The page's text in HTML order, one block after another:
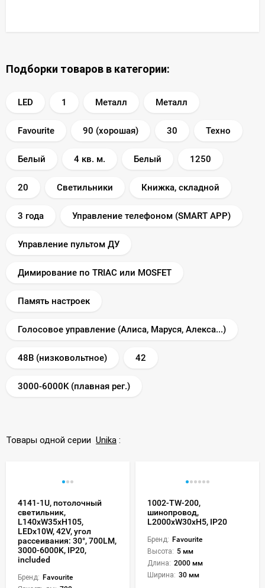
Подборки товаров в категории:
LED 1 Металл Металл
Favourite 90 (хорошая) 30 Техно
Белый 4 кв. м. Белый 1250
20 Светильники Книжка, складной
3 года Управление телефоном (SMART APP)
Управление пультом ДУ
Димирование по TRIAC или MOSFET
Память настроек
Голосовое управление (Алиса, Маруся, Алекса...)
48В (низковольтное) 42
3000-6000K (плавная рег.)
Товары одной серии Unika :
4141-1U, потолочный
светильник,
L140xW35xH105,
LEDx10W, 42V, угол
рассеивания: 30°, 700LM,
3000-6000K, IP20,
included
Бренд: Favourite
1002-TW-200,
шинопровод,
L2000xW30xH5, IP20
Бренд: Favourite
Высота: 5 мм
Длина: 2000 мм
Ширина: 30 мм